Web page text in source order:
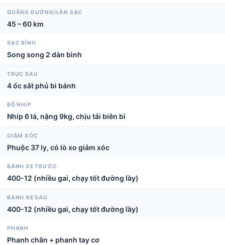
QUÃNG ĐƯỜNG/LẦN SẠC
45 – 60 km
SẠC BÌNH
Song song 2 dàn bình
TRỤC SAU
4 ốc sắt phủ bi bánh
BỘ NHÍP
Nhíp 6 lá, nặng 9kg, chịu tải biên bì
GIẢM XÓC
Phuộc 37 ly, có lò xo giảm xóc
BÁNH XE TRƯỚC
400-12 (nhiều gai, chạy tốt đường lầy)
BÁNH XE SAU
400-12 (nhiều gai, chạy tốt đường lầy)
PHANH
Phanh chân + phanh tay cơ